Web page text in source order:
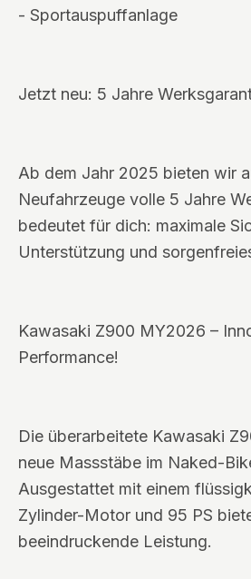
- Sportauspuffanlage
Jetzt neu: 5 Jahre
Ab dem Jahr 2025 bieten wir
Neufahrzeuge volle 5 Jahre
bedeutet für dich: maximale
Unterstützung und
Kawasaki Z900 MY2026 –
Performance!
Die überarbeitete Kawasaki
neue Massstäbe im Naked-
Ausgestattet mit einem
Zylinder-Motor und 95 PS
beeindruckende Leistung.